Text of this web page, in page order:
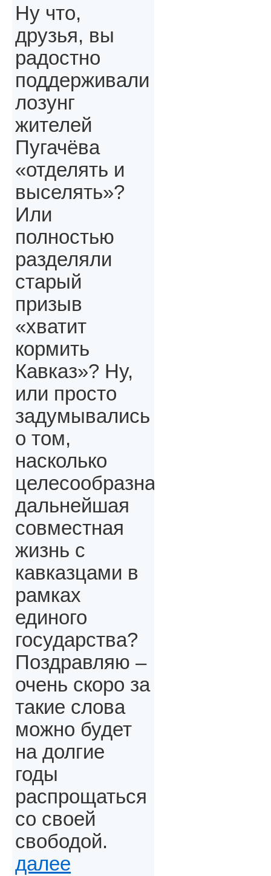
Ну что,
друзья, вы
радостно
поддерживали
лозунг
жителей
Пугачёва
«отделять и
выселять»?
Или
полностью
разделяли
старый
призыв
«хватит
кормить
Кавказ»? Ну,
или просто
задумывались
о том,
насколько
целесообразна
дальнейшая
совместная
жизнь с
кавказцами в
рамках
единого
государства?
Поздравляю –
очень скоро за
такие слова
можно будет
на долгие
годы
распрощаться
со своей
свободой.
далее